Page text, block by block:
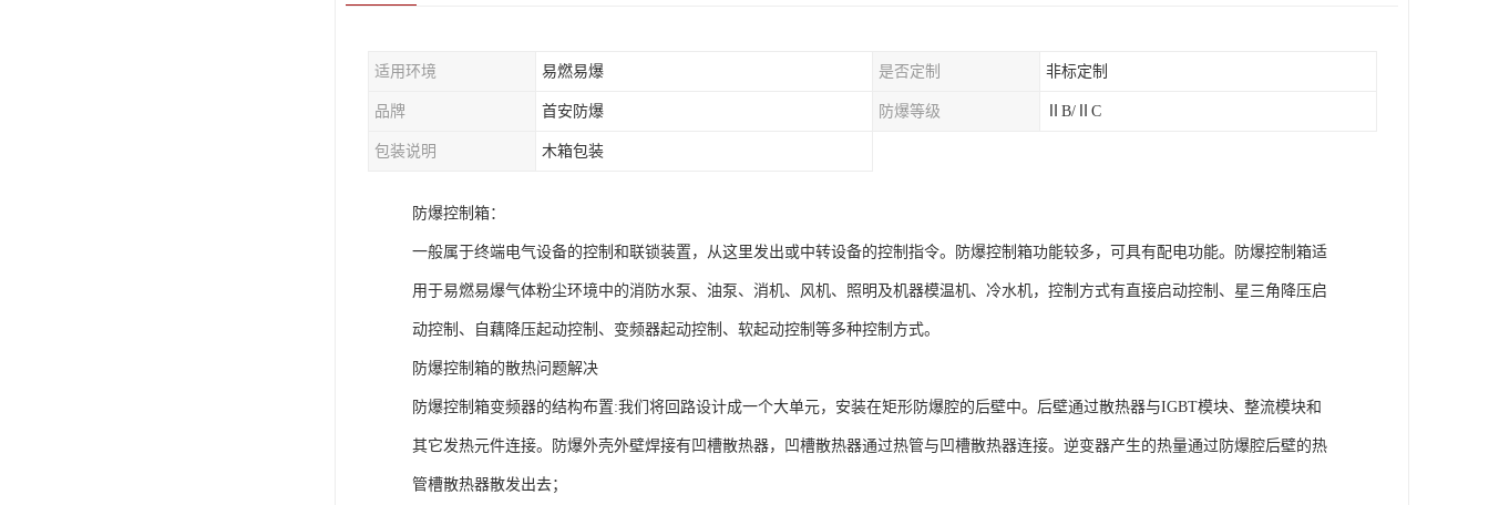
适用环境 易燃易爆 是否定制 非标定制
品牌 首安防爆 防爆等级 ⅡB/ⅡC
包装说明 木箱包装
防爆控制箱：
一般属于终端电气设备的控制和联锁装置，从这里发出或中转设备的控制指令。防爆控制箱功能较多，可具有配电功能。防爆控制箱适
用于易燃易爆气体粉尘环境中的消防水泵、油泵、消机、风机、照明及机器模温机、冷水机，控制方式有直接启动控制、星三角降压启
动控制、自藕降压起动控制、变频器起动控制、软起动控制等多种控制方式。
防爆控制箱的散热问题解决
防爆控制箱变频器的结构布置:我们将回路设计成一个大单元，安装在矩形防爆腔的后壁中。后壁通过散热器与IGBT模块、整流模块和
其它发热元件连接。防爆外壳外壁焊接有凹槽散热器，凹槽散热器通过热管与凹槽散热器连接。逆变器产生的热量通过防爆腔后壁的热
管槽散热器散发出去；